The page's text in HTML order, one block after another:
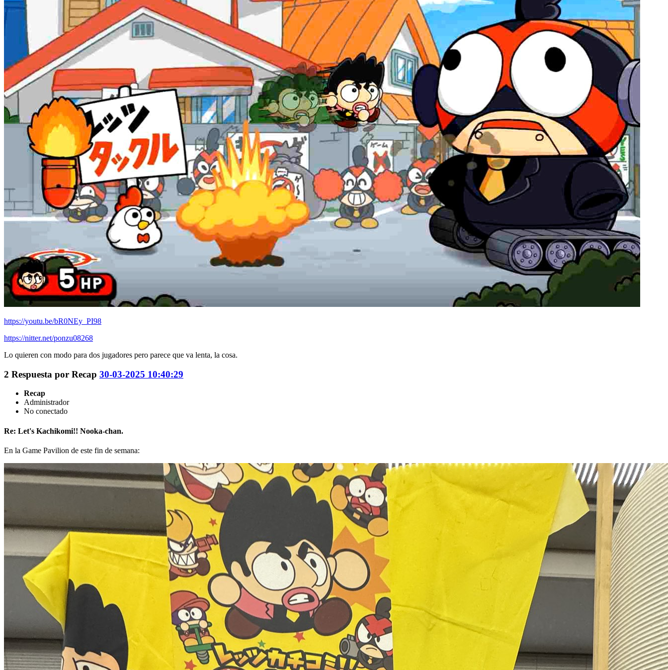
https://youtu.be/bR0NEy_PI98
https://nitter.net/ponzu08268
Lo quieren con modo para dos jugadores pero parece que va lenta, la cosa.
2 Respuesta por Recap 30-03-2025 10:40:29
Recap
Administrador
No conectado
Re: Let's Kachikomi!! Nooka-chan.
En la Game Pavilion de este fin de semana: